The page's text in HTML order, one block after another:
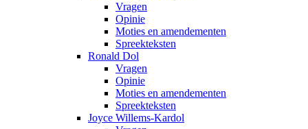
Vragen
Opinie
Moties en amendementen
Spreekteksten
Ronald Dol
Vragen
Opinie
Moties en amendementen
Spreekteksten
Joyce Willems-Kardol